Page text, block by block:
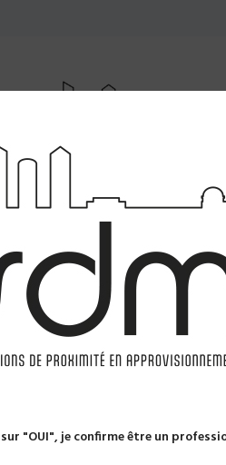
"OUI", je confirme être un
MATÉRIELS